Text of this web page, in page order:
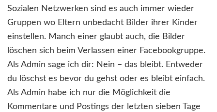
Sozialen Netzwerken sind es auch immer wieder
Gruppen wo Eltern unbedacht Bilder ihrer Kinder
einstellen. Manch einer glaubt auch, die Bilder
löschen sich beim Verlassen einer Facebookgruppe.
Als Admin sage ich dir: Nein – das bleibt. Entweder
du löschst es bevor du gehst oder es bleibt einfach.
Als Admin habe ich nur die Möglichkeit die
Kommentare und Postings der letzten sieben Tage